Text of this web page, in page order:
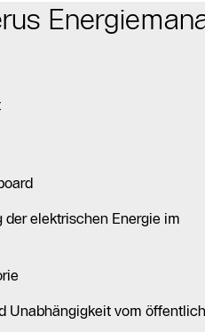
elektrischen Energie im
Unabhängigkeit vom